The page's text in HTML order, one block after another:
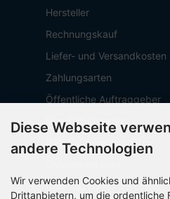
Hersteller
Rechnungskauf
Liefer- und Versandkosten
Zahlungsarten
Öffentliche Auftraggeber
Geschäftskunden
Beschaffungsplattform
Über OCTO IT
Diese Webseite
andere Technologien
Wir verwenden Cookies und
Drittanbietern, um die ordentliche